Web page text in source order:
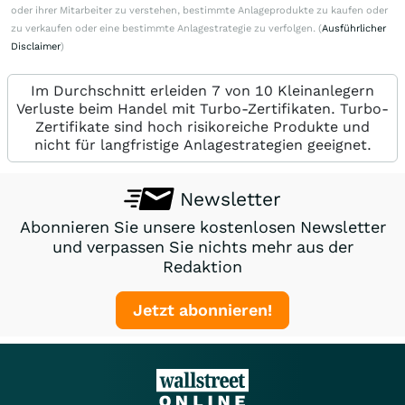
oder ihrer Mitarbeiter zu verstehen, bestimmte Anlageprodukte zu kaufen oder
zu verkaufen oder eine bestimmte Anlagestrategie zu verfolgen. (Ausführlicher
Disclaimer)
Im Durchschnitt erleiden 7 von 10 Kleinanlegern
Verluste beim Handel mit Turbo-Zertifikaten. Turbo-
Zertifikate sind hoch risikoreiche Produkte und
nicht für langfristige Anlagestrategien geeignet.
Newsletter
Abonnieren Sie unsere kostenlosen Newsletter
und verpassen Sie nichts mehr aus der
Redaktion
Jetzt abonnieren!